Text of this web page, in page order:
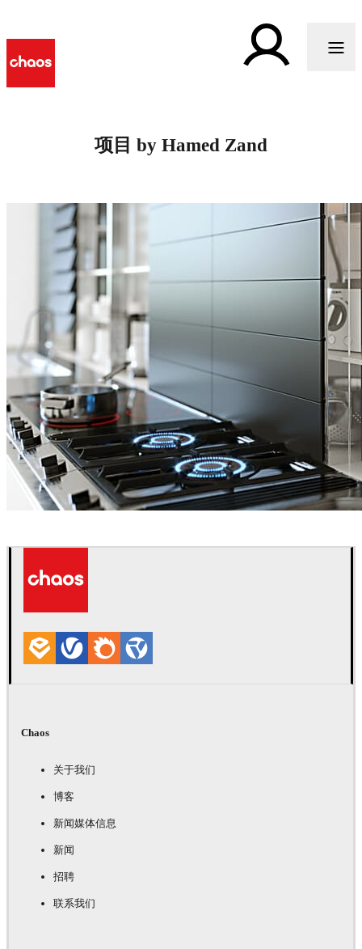
项目 by Hamed Zand
Chaos
关于我们
博客
新闻媒体信息
新闻
招聘
联系我们